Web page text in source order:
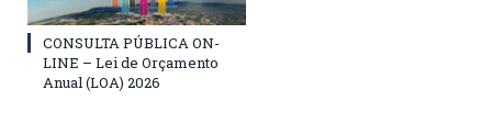
CONSULTA PÚBLICA ON-
LINE – Lei de Orçamento
Anual (LOA) 2026